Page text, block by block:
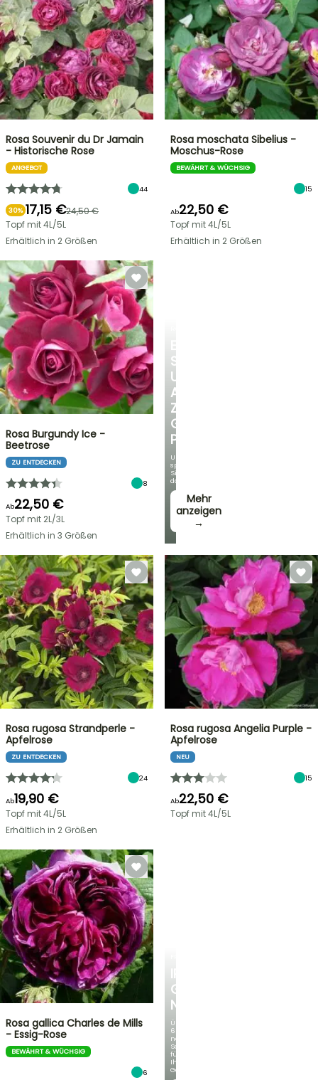
IRIS
GERMANICA
NEUHEITEN
Über
60
neue
Sorten
für
Ihren
Garten!
SIE
UNSERE
AUSWAHL
ZU
GÜNSTIGEN
PREISEN
Und
sparen
Sie
dabei!
Mehr
anzeigen
→
Rosa Souvenir du Dr Jamain
- Historische Rose
ANGEBOT
44
30% 17,15 €24,50 €
Topf mit 4L/5L
Erhältlich in 2 Größen
Rosa moschata Sibelius -
Moschus-Rose
BEWÄHRT & WÜCHSIG
15
Ab22,50 €
Topf mit 4L/5L
Erhältlich in 2 Größen
Rosa Burgundy Ice -
Beetrose
ZU ENTDECKEN
8
Ab22,50 €
Topf mit 2L/3L
Erhältlich in 3 Größen
Rosa rugosa Strandperle -
Apfelrose
ZU ENTDECKEN
24
Ab19,90 €
Topf mit 4L/5L
Erhältlich in 2 Größen
Rosa rugosa Angelia Purple -
Apfelrose
NEU
15
Ab22,50 €
Topf mit 4L/5L
Rosa gallica Charles de Mills
- Essig-Rose
BEWÄHRT & WÜCHSIG
6